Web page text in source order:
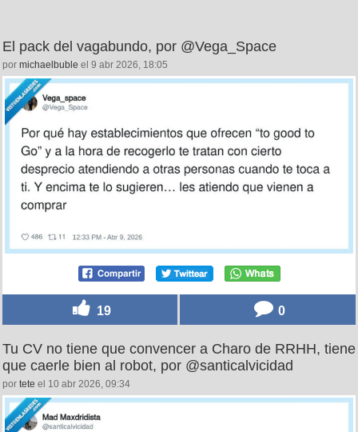
El pack del vagabundo, por @Vega_Space
por michaelbuble el 9 abr 2026, 18:05
19 0
Tu CV no tiene que convencer a Charo de RRHH, tiene
que caerle bien al robot, por @santicalvicidad
por tete el 10 abr 2026, 09:34